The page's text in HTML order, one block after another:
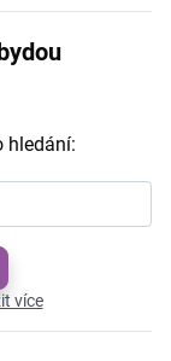
hledání:
více